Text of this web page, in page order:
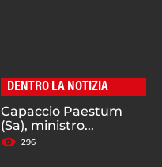
DENTRO LA NOTIZIA
Capaccio Paestum
(Sa), ministro...
296